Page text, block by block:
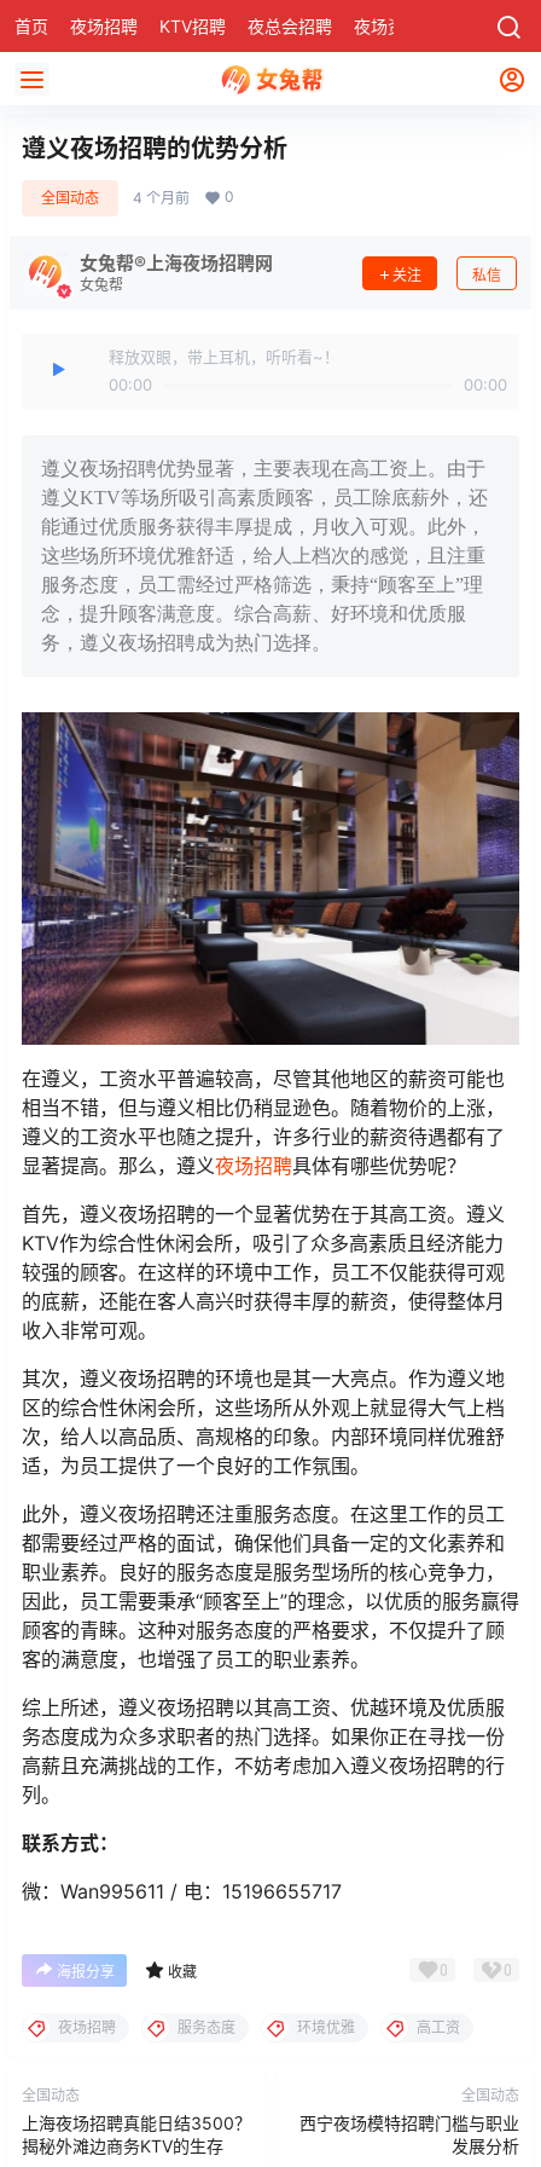
首页 夜场招聘 KTV招聘 夜总会招聘 夜场资讯 社区
遵义夜场招聘的优势分析
全国动态 4 个月前 0
女兔帮®上海夜场招聘网
女兔帮
关注 私信
释放双眼，带上耳机，听听看~！
00:00
00:00
遵义夜场招聘优势显著，主要表现在高工资上。由于
遵义KTV等场所吸引高素质顾客，员工除底薪外，还
能通过优质服务获得丰厚提成，月收入可观。此外，
这些场所环境优雅舒适，给人上档次的感觉，且注重
服务态度，员工需经过严格筛选，秉持“顾客至上”理
念，提升顾客满意度。综合高薪、好环境和优质服
务，遵义夜场招聘成为热门选择。
在遵义，工资水平普遍较高，尽管其他地区的薪资可能也
相当不错，但与遵义相比仍稍显逊色。随着物价的上涨，
遵义的工资水平也随之提升，许多行业的薪资待遇都有了
显著提高。那么，遵义夜场招聘具体有哪些优势呢？
首先，遵义夜场招聘的一个显著优势在于其高工资。遵义
KTV作为综合性休闲会所，吸引了众多高素质且经济能力
较强的顾客。在这样的环境中工作，员工不仅能获得可观
的底薪，还能在客人高兴时获得丰厚的薪资，使得整体月
收入非常可观。
其次，遵义夜场招聘的环境也是其一大亮点。作为遵义地
区的综合性休闲会所，这些场所从外观上就显得大气上档
次，给人以高品质、高规格的印象。内部环境同样优雅舒
适，为员工提供了一个良好的工作氛围。
此外，遵义夜场招聘还注重服务态度。在这里工作的员工
都需要经过严格的面试，确保他们具备一定的文化素养和
职业素养。良好的服务态度是服务型场所的核心竞争力，
因此，员工需要秉承“顾客至上”的理念，以优质的服务赢得
顾客的青睐。这种对服务态度的严格要求，不仅提升了顾
客的满意度，也增强了员工的职业素养。
综上所述，遵义夜场招聘以其高工资、优越环境及优质服
务态度成为众多求职者的热门选择。如果你正在寻找一份
高薪且充满挑战的工作，不妨考虑加入遵义夜场招聘的行
列。
联系方式：
微：Wan995611 / 电：15196655717
海报分享 收藏 0 0
夜场招聘 服务态度 环境优雅 高工资
全国动态
上海夜场招聘真能日结3500？
揭秘外滩边商务KTV的生存
全国动态
西宁夜场模特招聘门槛与职业
发展分析